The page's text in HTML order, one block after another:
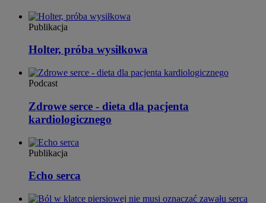
Publikacja
Holter, próba wysiłkowa
Podcast
Zdrowe serce - dieta dla pacjenta
kardiologicznego
Publikacja
Echo serca